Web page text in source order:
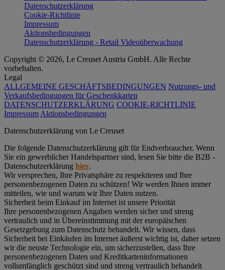
Datenschutzerklärung
Cookie-Richtlinie
Impressum
Aktionsbedingungen
Datenschutzerklärung - Retail Videoüberwachung
Copyright © 2026, Le Creuset Austria GmbH. Alle Rechte
vorbehalten.
Legal
ALLGEMEINE GESCHÄFTSBEDINGUNGEN Nutzungs- und
Verkaufsbedingungen für Geschenkkarten
DATENSCHUTZERKLÄRUNG COOKIE-RICHTLINIE
Impressum Aktionsbedingungen
Datenschutz­erklärung von Le Creuset
Die folgende Datenschutzerklärung gilt für Endverbraucher. Wenn
Sie ein gewerblicher Handelspartner sind, lesen Sie bitte die B2B -
Datenschutzerklärung hier.
Wir versprechen, Ihre Privatsphäre zu respektieren und Ihre
personenbezogenen Daten zu schützen! Wir werden Ihnen immer
mitteilen, wie und warum wir Ihre Daten nutzen.
Sicherheit beim Einkauf im Internet ist unsere Priorität
Ihre personenbezogenen Angaben werden sicher und streng
vertraulich und in Übereinstimmung mit der europäischen
Gesetzgebung zum Datenschutz behandelt. Wir wissen, dass
Sicherheit bei Einkäufen im Internet äußerst wichtig ist, daher setzen
wir die neuste Technologie ein, um sicherzustellen, dass Ihre
personenbezogenen Daten und Kreditkarteninformationen
vollumfänglich geschützt sind und streng vertraulich behandelt